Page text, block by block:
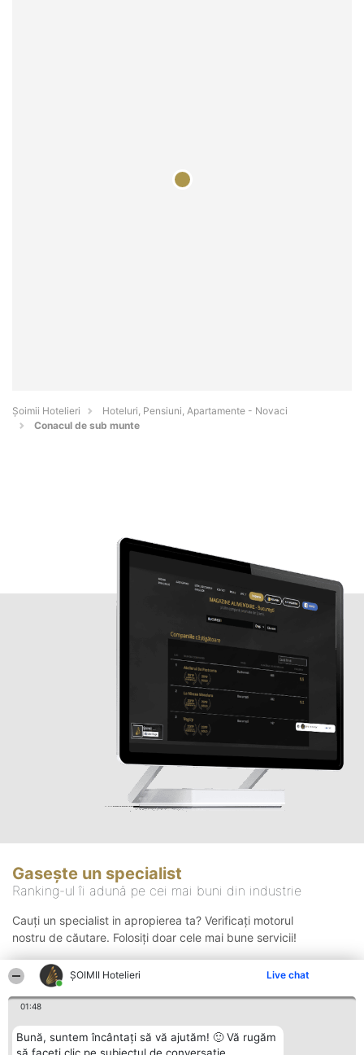
ȘOIMII Hotelieri Live chat
01:48
Bună, suntem încântați să vă ajutăm! 🙂 Vă rugăm
Șoimii Hotelieri
Hoteluri, Pensiuni, Apartamente - Novaci
Conacul de sub munte
Gasește un specialist
Ranking-ul îi adună pe cei mai buni din industrie
Cauți un specialist in apropierea ta? Verificați motorul
nostru de căutare. Folosiți doar cele mai bune servicii!